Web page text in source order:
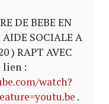
DE BEBE EN
AIDE SOCIALE A
) RAPT AVEC
lien :
watch?
.